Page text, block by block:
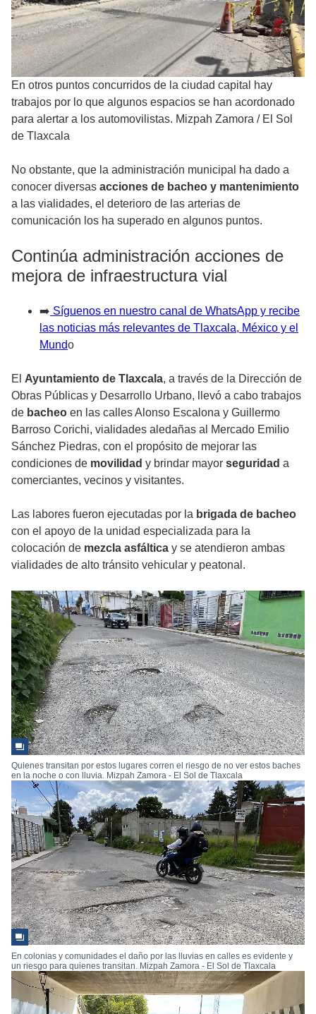
En otros puntos concurridos de la ciudad capital hay
trabajos por lo que algunos espacios se han acordonado
para alertar a los automovilistas. Mizpah Zamora / El Sol
de Tlaxcala
No obstante, que la administración municipal ha dado a
conocer diversas acciones de bacheo y mantenimiento
a las vialidades, el deterioro de las arterias de
comunicación los ha superado en algunos puntos.
Continúa administración acciones de
mejora de infraestructura vial
➡️ Síguenos en nuestro canal de WhatsApp y recibe
las noticias más relevantes de Tlaxcala, México y el
Mundo
El Ayuntamiento de Tlaxcala, a través de la Dirección de
Obras Públicas y Desarrollo Urbano, llevó a cabo trabajos
de bacheo en las calles Alonso Escalona y Guillermo
Barroso Corichi, vialidades aledañas al Mercado Emilio
Sánchez Piedras, con el propósito de mejorar las
condiciones de movilidad y brindar mayor seguridad a
comerciantes, vecinos y visitantes.
Las labores fueron ejecutadas por la brigada de bacheo
con el apoyo de la unidad especializada para la
colocación de mezcla asfáltica y se atendieron ambas
vialidades de alto tránsito vehicular y peatonal.
Quienes transitan por estos lugares corren el riesgo de no ver estos baches
en la noche o con lluvia. Mizpah Zamora - El Sol de Tlaxcala
En colonias y comunidades el daño por las lluvias en calles es evidente y
un riesgo para quienes transitan. Mizpah Zamora - El Sol de Tlaxcala